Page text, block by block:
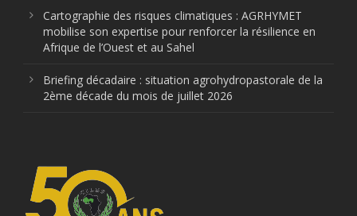
Cartographie des risques climatiques : AGRHYMET
mobilise son expertise pour renforcer la résilience en
Afrique de l’Ouest et au Sahel
Briefing décadaire : situation agrohydropastorale de la
2ème décade du mois de juillet 2026